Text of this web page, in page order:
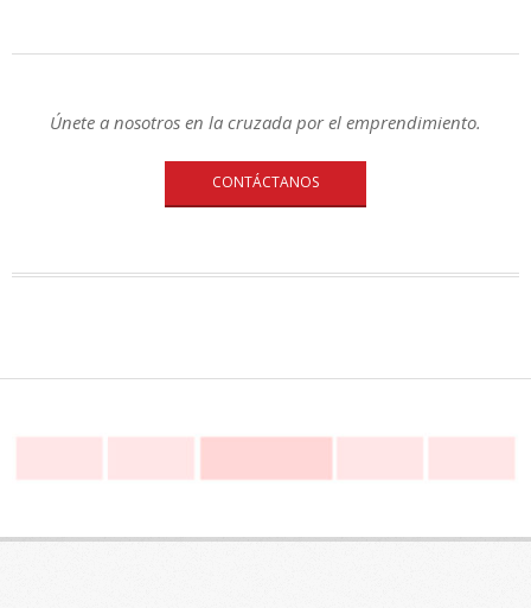
Únete a nosotros en la cruzada por el emprendimiento.
CONTÁCTANOS